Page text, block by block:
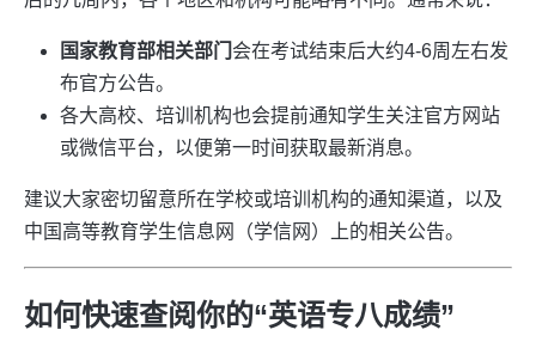
国家教育部相关部门 会在考试结束后大约4-6周左右发
布官方公告。
各大高校、培训机构也会提前通知学生关注官方网站
或微信平台，以便第一时间获取最新消息。
建议大家密切留意所在学校或培训机构的通知渠道，以及
中国高等教育学生信息网（学信网）上的相关公告。
如何快速查阅你的“英语专八成绩”